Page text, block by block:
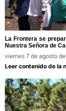
La Frontera se
Nuestra Señora de
viernes 7 de agosto
Leer contenido de la